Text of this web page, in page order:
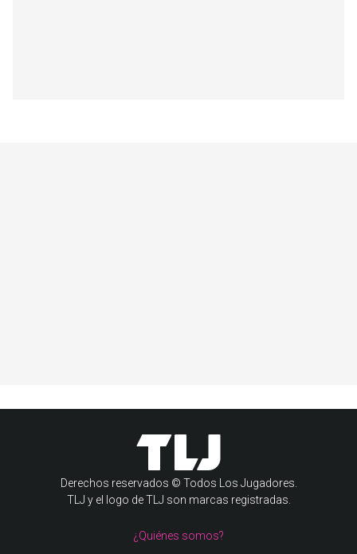
Derechos reservados © Todos Los Jugadores.
TLJ y el logo de TLJ son marcas registradas.
¿Quiénes somos?